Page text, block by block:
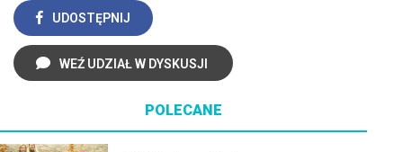
UDOSTĘPNIJ
WEŹ UDZIAŁ W DYSKUSJI
POLECANE